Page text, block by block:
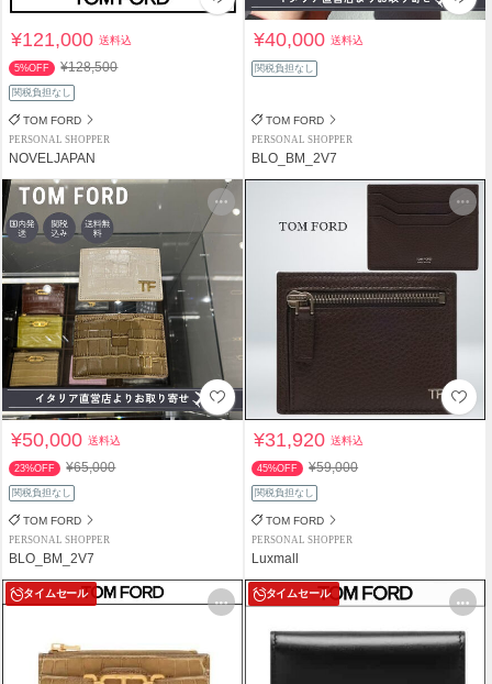
¥121,000送料込
5%OFF ¥128,500
関税負担なし
TOM FORD
PERSONAL SHOPPER
NOVELJAPAN
¥40,000送料込
関税負担なし
TOM FORD
PERSONAL SHOPPER
BLO_BM_2V7
¥50,000送料込
23%OFF ¥65,000
関税負担なし
TOM FORD
PERSONAL SHOPPER
BLO_BM_2V7
¥31,920送料込
45%OFF ¥59,000
関税負担なし
TOM FORD
PERSONAL SHOPPER
Luxmall
タイムセール タイムセール